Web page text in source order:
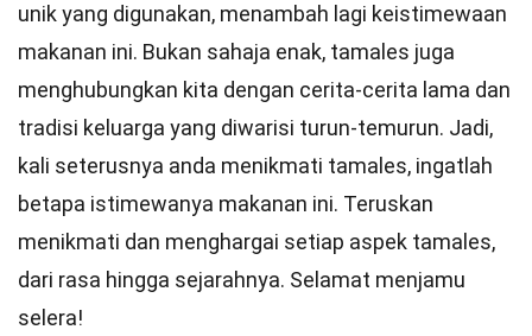
unik yang digunakan, menambah lagi keistimewaan
makanan ini. Bukan sahaja enak, tamales juga
menghubungkan kita dengan cerita-cerita lama dan
tradisi keluarga yang diwarisi turun-temurun. Jadi,
kali seterusnya anda menikmati tamales, ingatlah
betapa istimewanya makanan ini. Teruskan
menikmati dan menghargai setiap aspek tamales,
dari rasa hingga sejarahnya. Selamat menjamu
selera!